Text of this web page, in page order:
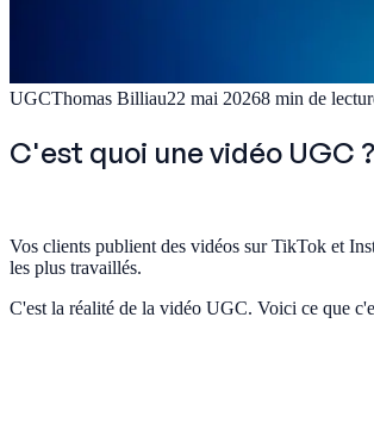
UGCThomas Billiau22 mai 20268 min de
C'est quoi une vidéo
Vos clients publient des vidéos sur TikTok et
les plus travaillés.
C'est la réalité de la vidéo UGC. Voici ce que